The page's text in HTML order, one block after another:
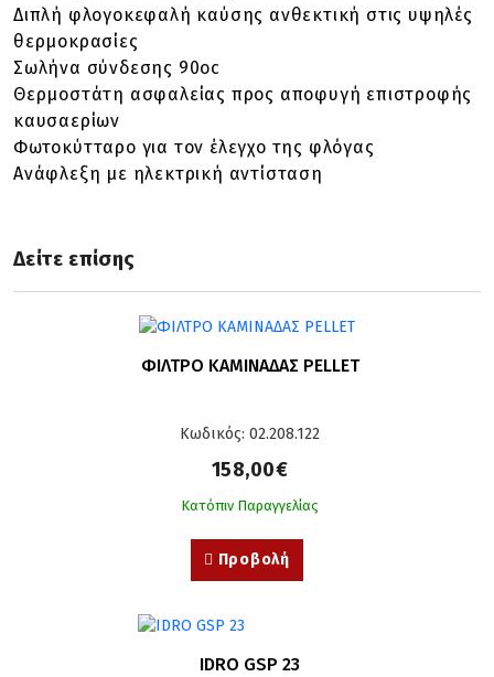
Διπλή φλογοκεφαλή καύσης ανθεκτική στις υψηλές
θερμοκρασίες
Σωλήνα σύνδεσης 90oc
Θερμοστάτη ασφαλείας προς αποφυγή επιστροφής
καυσαερίων
Φωτοκύτταρο για τον έλεγχο της φλόγας
Ανάφλεξη με ηλεκτρική αντίσταση
Δείτε επίσης
ΦΙΛΤΡΟ ΚΑΜΙΝΑΔΑΣ PELLET
Κωδικός: 02.208.122
158,00€
Κατόπιν Παραγγελίας
Προβολή
IDRO GSP 23